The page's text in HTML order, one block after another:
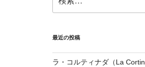
索:
最近の投稿
ラ・コルティナダ（La